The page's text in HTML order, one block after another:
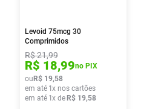
Levoid 75mcg 30
Comprimidos
R$21,99
R$ 18,99no PIX
ou R$ 19,58
em até 1x nos cartões
em até 1x de R$ 19,58